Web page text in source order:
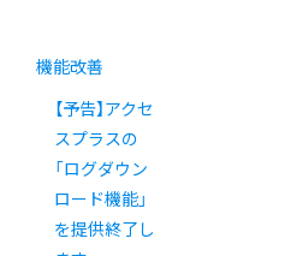
機能改善
【予告】アクセ
スプラスの
「ログダウン
ロード機能」
を提供終了し